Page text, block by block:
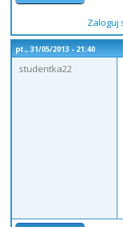
Zaloguj
pt., 31/05/2013 - 21:40
studentka22